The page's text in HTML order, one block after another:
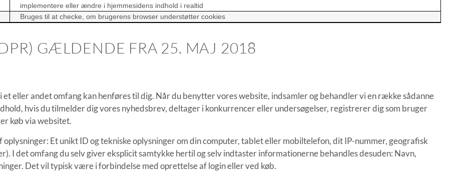
implementere eller ændre i hjemmesidens indhold i realtid
Bruges til at checke, om brugerens browser understøtter cookies
GÆLDENDE FRA 25. MAJ 2018
eller andet omfang kan henføres til dig. Når du benytter vores website, indsamler og behandler vi en række sådanne
hvis du tilmelder dig vores nyhedsbrev, deltager i konkurrencer eller undersøgelser, registrerer dig som bruger
køb via websitet.
Et unikt ID og tekniske oplysninger om din computer, tablet eller mobiltelefon, dit IP-nummer, geografisk
I det omfang du selv giver eksplicit samtykke hertil og selv indtaster informationerne behandles desuden: Navn,
Det vil typisk være i forbindelse med oprettelse af login eller ved køb.